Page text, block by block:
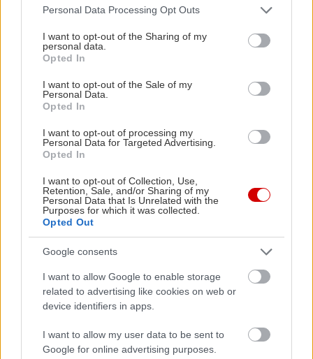
Please note that this website/app uses one or more Google
not limited to your visit or usage behaviour. You may click to
grant or deny consent to Google and its third-party tags to
use your data for below specified purposes in below Google
consent section.
Personal Data Processing Opt Outs
I want to opt-out of the Sharing of my
personal data.
Opted In
I want to opt-out of the Sale of my
Personal Data.
Opted In
I want to opt-out of processing my
Personal Data for Targeted Advertising.
Opted In
I want to opt-out of Collection, Use,
Retention, Sale, and/or Sharing of my
Personal Data that Is Unrelated with the
Purposes for which it was collected.
Opted Out
Google consents
I want to allow Google to enable storage
related to advertising like cookies on web or
device identifiers in apps.
I want to allow my user data to be sent to
Google for online advertising purposes.